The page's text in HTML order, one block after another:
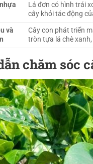
Lá đơn có hình trái
cây khỏi tác động
và
Cây con phát triển
tròn tựa lá chè
chăm sóc